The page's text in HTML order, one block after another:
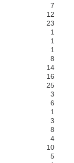
7
12
23
1
1
1
8
14
16
25
3
6
1
3
8
4
10
5